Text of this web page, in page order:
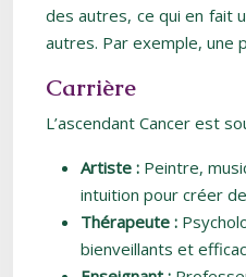
des autres, ce qui en fait
autres. Par exemple, une
Carrière
L’ascendant Cancer est
Artiste : Peintre,
intuition pour créer
Thérapeute :
bienveillants et